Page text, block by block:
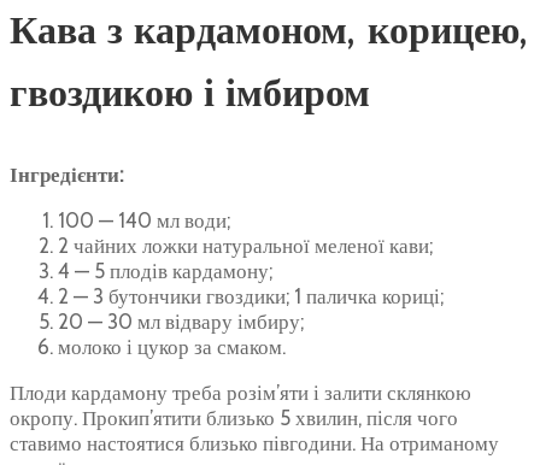
Кава з кардамоном, корицею,
гвоздикою і імбиром
Інгредієнти:
100 — 140 мл води;
2 чайних ложки натуральної меленої кави;
4 — 5 плодів кардамону;
2 — 3 бутончики гвоздики; 1 паличка кориці;
20 — 30 мл відвару імбиру;
молоко і цукор за смаком.
Плоди кардамону треба розім’яти і залити склянкою
окропу. Прокип’ятити близько 5 хвилин, після чого
ставимо настоятися близько півгодини. На отриманому